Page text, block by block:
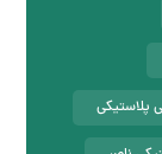
پلاستیکی